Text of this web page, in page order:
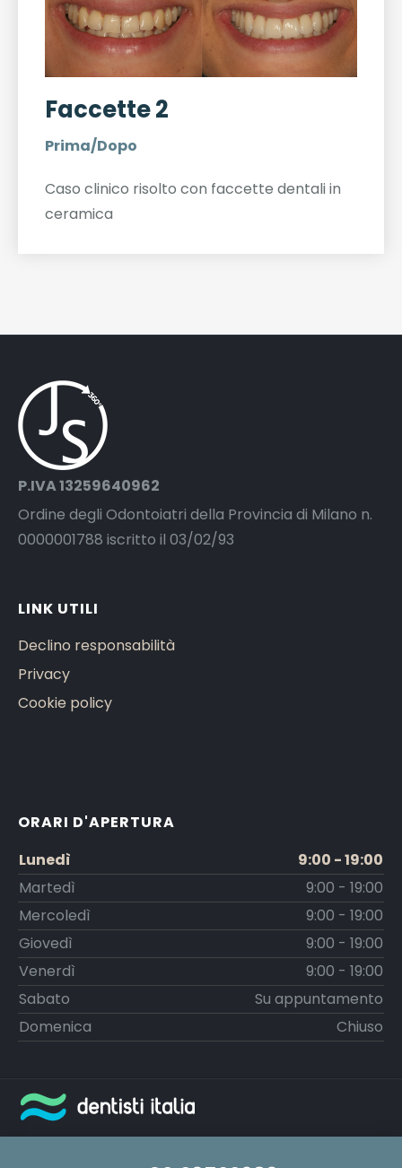
Faccette 2
Prima/Dopo
Caso clinico risolto con faccette dentali in
ceramica
P.IVA 13259640962
Ordine degli Odontoiatri della Provincia di Milano n.
0000001788 iscritto il 03/02/93
LINK UTILI
Declino responsabilità
Privacy
Cookie policy
ORARI D'APERTURA
Lunedì
9:00 - 19:00
Martedì
9:00 - 19:00
Mercoledì
9:00 - 19:00
Giovedì
9:00 - 19:00
Venerdì
9:00 - 19:00
Sabato
Su appuntamento
Domenica
Chiuso